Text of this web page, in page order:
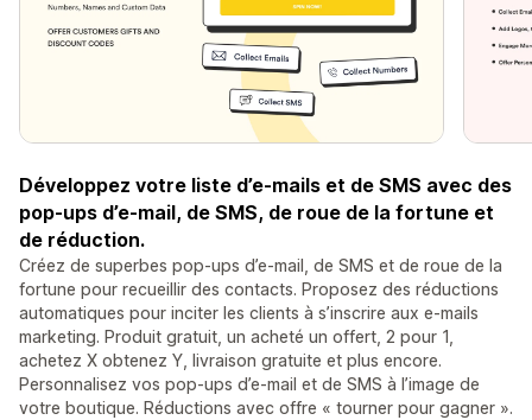
Développez votre liste d’e-mails et de SMS avec des
pop-ups d’e-mail, de SMS, de roue de la fortune et
de réduction.
Créez de superbes pop-ups d’e-mail, de SMS et de roue de la
fortune pour recueillir des contacts. Proposez des réductions
automatiques pour inciter les clients à s’inscrire aux e-mails
marketing. Produit gratuit, un acheté un offert, 2 pour 1,
achetez X obtenez Y, livraison gratuite et plus encore.
Personnalisez vos pop-ups d’e-mail et de SMS à l’image de
votre boutique. Réductions avec offre « tourner pour gagner ».